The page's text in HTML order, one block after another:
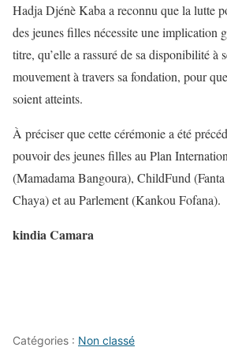
Hadja Djénè Kaba a reconnu que la lutte
des jeunes filles nécessite une implication
titre, qu’elle a rassuré de sa disponibilité à
mouvement à travers sa fondation, pour
soient atteints.
À préciser que cette cérémonie a été
pouvoir des jeunes filles au Plan
(Mamadama Bangoura), ChildFund
Chaya) et au Parlement (Kankou Fofana).
kindia Camara
Catégories : Non classé